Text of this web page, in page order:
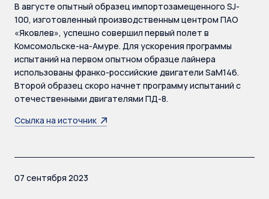
В августе опытный образец импортозамещенного SJ-
100, изготовленный производственным центром ПАО
«Яковлев», успешно совершил первый полет в
Комсомольске-на-Амуре. Для ускорения программы
испытаний на первом опытном образце лайнера
использованы франко-российские двигатели SaM146.
Второй образец скоро начнет программу испытаний с
отечественными двигателями ПД-8.
Ссылка на источник
07 сентября 2023